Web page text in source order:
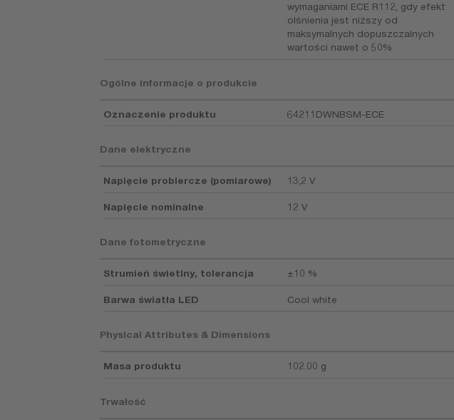
wymaganiami ECE R112, gdy efekt
olśnienia jest niższy od
maksymalnych dopuszczalnych
wartości nawet o 50%
Ogólne informacje o produkcie
Oznaczenie produktu 64211DWNBSM-ECE
Dane elektryczne
Napięcie probiercze (pomiarowe) 13,2 V
Napięcie nominalne 12 V
Dane fotometryczne
Strumień świetlny, tolerancja ±10 %
Barwa światła LED Cool white
Physical Attributes & Dimensions
Masa produktu 102.00 g
Trwałość